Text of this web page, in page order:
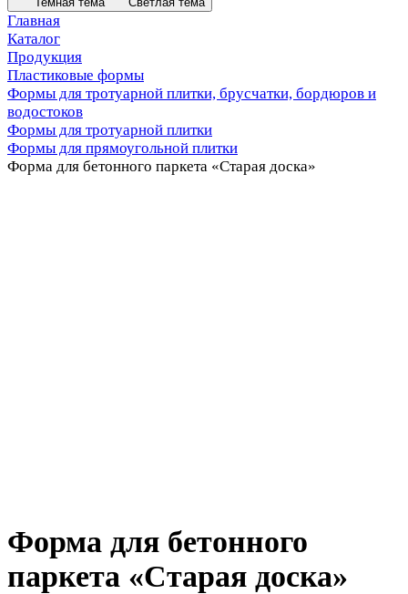
Главная
Каталог
Продукция
Пластиковые формы
Формы для тротуарной плитки, брусчатки, бордюров и
водостоков
Формы для тротуарной плитки
Формы для прямоугольной плитки
Форма для бетонного паркета «Старая доска»
Форма для бетонного
паркета «Старая доска»